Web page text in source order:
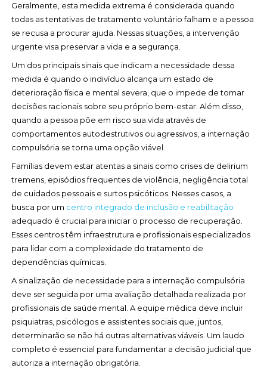
Geralmente, esta medida extrema é considerada quando
todas as tentativas de tratamento voluntário falham e a pessoa
se recusa a procurar ajuda. Nessas situações, a intervenção
urgente visa preservar a vida e a segurança.
Um dos principais sinais que indicam a necessidade dessa
medida é quando o indivíduo alcança um estado de
deterioração física e mental severa, que o impede de tomar
decisões racionais sobre seu próprio bem-estar. Além disso,
quando a pessoa põe em risco sua vida através de
comportamentos autodestrutivos ou agressivos, a internação
compulsória se torna uma opção viável.
Famílias devem estar atentas a sinais como crises de delirium
tremens, episódios frequentes de violência, negligência total
de cuidados pessoais e surtos psicóticos. Nesses casos, a
busca por um centro integrado de inclusão e reabilitação
adequado é crucial para iniciar o processo de recuperação.
Esses centros têm infraestrutura e profissionais especializados
para lidar com a complexidade do tratamento de
dependências químicas.
A sinalização de necessidade para a internação compulsória
deve ser seguida por uma avaliação detalhada realizada por
profissionais de saúde mental. A equipe médica deve incluir
psiquiatras, psicólogos e assistentes sociais que, juntos,
determinarão se não há outras alternativas viáveis. Um laudo
completo é essencial para fundamentar a decisão judicial que
autoriza a internação obrigatória.